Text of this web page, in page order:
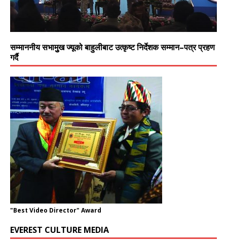
सम्माननीय सभामुुख ज्यूको बाहुलीबाट उत्कृष्ट निर्देशक सम्मान–पत्र प्रहण
गर्दै
"Best Video Director" Award
EVEREST CULTURE MEDIA